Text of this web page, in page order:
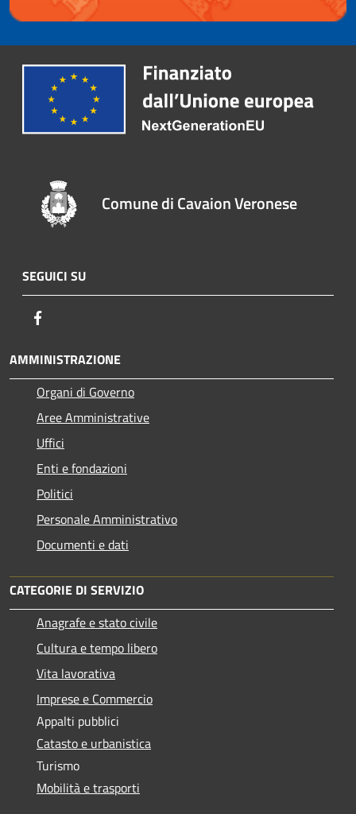
Comune di Cavaion Veronese
SEGUICI SU
AMMINISTRAZIONE
Organi di Governo
Aree Amministrative
Uffici
Enti e fondazioni
Politici
Personale Amministrativo
Documenti e dati
CATEGORIE DI SERVIZIO
Anagrafe e stato civile
Cultura e tempo libero
Vita lavorativa
Imprese e Commercio
Appalti pubblici
Catasto e urbanistica
Turismo
Mobilità e trasporti